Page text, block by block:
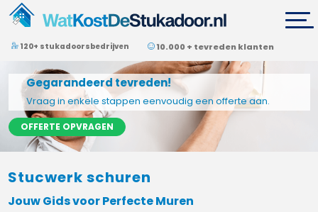
120+ stukadoorsbedrijven 10.000 + tevreden klanten
Gegarandeerd tevreden!
Vraag in enkele stappen eenvoudig een offerte aan.
OFFERTE OPVRAGEN
Stucwerk schuren
Jouw Gids voor Perfecte Muren